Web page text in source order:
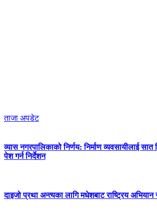
ताजा अपडेट
व्यास नगरपालिकाको निर्णय: निर्माण व्यवसायीलाई सात
पेश गर्न निर्देशन
दाइजो प्रथा अन्त्यका लागि मधेशबाट राष्ट्रिय अभियान